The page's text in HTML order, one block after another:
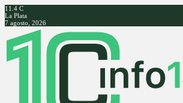
11.4 C
La Plata
7 agosto, 2026
Facebook
Twitter
Instagram
Youtube